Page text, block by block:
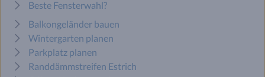
Beste Fensterwahl?
Balkongeländer bauen
Wintergarten planen
Parkplatz planen
Randdämmstreifen Estrich